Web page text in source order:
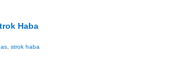
Haba
, strok haba